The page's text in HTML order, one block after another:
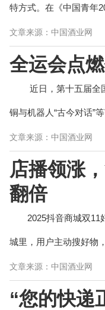
特方式。在《中国青年
文章来源：中国酒业网
全运会点
近日，第十五届全
铜与机器人“古今对话”
文章来源：中国酒业网
店播领涨
翻倍
2025抖音商城双
城里，用户主动搜好物
文章来源：中国酒业网
“您的快递